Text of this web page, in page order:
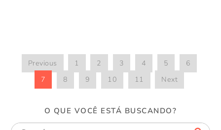
Previous 1 2 3 4 5
6
7
8 9 10 11 Next
O QUE VOCÊ ESTÁ BUSCANDO?